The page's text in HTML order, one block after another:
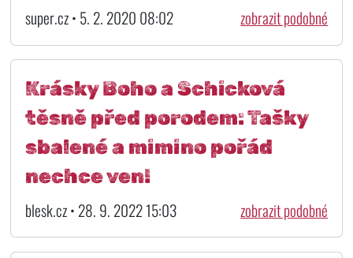
super.cz • 5. 2. 2020 08:02 zobrazit podobné
Krásky Boho a Schicková
těsně před porodem: Tašky
sbalené a mimino pořád
nechce ven!
blesk.cz • 28. 9. 2022 15:03 zobrazit podobné